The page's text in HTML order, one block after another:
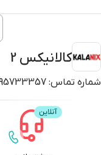
کالانیکس 2
شماره تماس: